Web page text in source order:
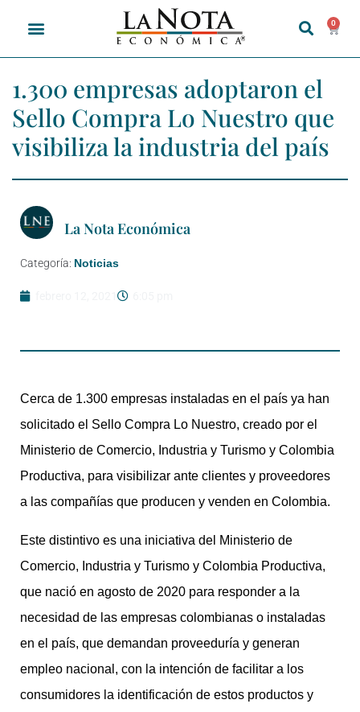
0
1.300 empresas adoptaron el
Sello Compra Lo Nuestro que
visibiliza la industria del país
La Nota Económica
Categoría: Noticias
Cerca de 1.300 empresas instaladas en el país ya han
solicitado el Sello Compra Lo Nuestro, creado por el
Ministerio de Comercio, Industria y Turismo y Colombia
Productiva, para visibilizar ante clientes y proveedores
a las compañías que producen y venden en Colombia.
Este distintivo es una iniciativa del Ministerio de
Comercio, Industria y Turismo y Colombia Productiva,
que nació en agosto de 2020 para responder a la
necesidad de las empresas colombianas o instaladas
en el país, que demandan proveeduría y generan
empleo nacional, con la intención de facilitar a los
consumidores la identificación de estos productos y